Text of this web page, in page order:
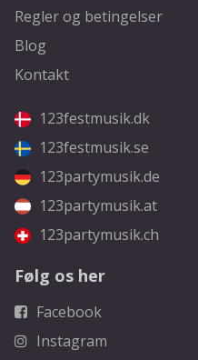
Regler og betingelser
Blog
Kontakt
123festmusik.dk
123festmusik.se
123partymusik.de
123partymusik.at
123partymusik.ch
Følg os her
Facebook
Instagram